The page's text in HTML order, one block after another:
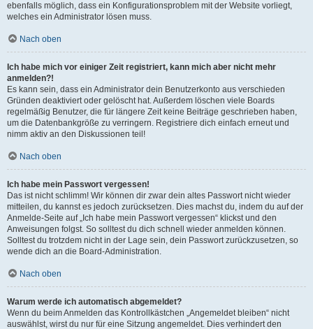
ebenfalls möglich, dass ein Konfigurationsproblem mit der Website vorliegt,
welches ein Administrator lösen muss.
Nach oben
Ich habe mich vor einiger Zeit registriert, kann mich aber nicht mehr
anmelden?!
Es kann sein, dass ein Administrator dein Benutzerkonto aus verschieden
Gründen deaktiviert oder gelöscht hat. Außerdem löschen viele Boards
regelmäßig Benutzer, die für längere Zeit keine Beiträge geschrieben haben,
um die Datenbankgröße zu verringern. Registriere dich einfach erneut und
nimm aktiv an den Diskussionen teil!
Nach oben
Ich habe mein Passwort vergessen!
Das ist nicht schlimm! Wir können dir zwar dein altes Passwort nicht wieder
mitteilen, du kannst es jedoch zurücksetzen. Dies machst du, indem du auf der
Anmelde-Seite auf „Ich habe mein Passwort vergessen“ klickst und den
Anweisungen folgst. So solltest du dich schnell wieder anmelden können.
Solltest du trotzdem nicht in der Lage sein, dein Passwort zurückzusetzen, so
wende dich an die Board-Administration.
Nach oben
Warum werde ich automatisch abgemeldet?
Wenn du beim Anmelden das Kontrollkästchen „Angemeldet bleiben“ nicht
auswählst, wirst du nur für eine Sitzung angemeldet. Dies verhindert den